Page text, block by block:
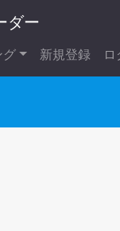
ダー
グ 新規登録